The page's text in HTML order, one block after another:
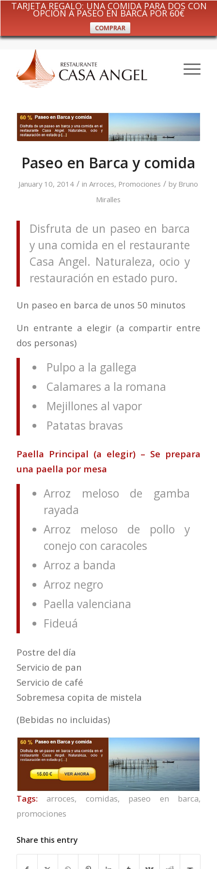
TARJETA REGALO: UNA COMIDA PARA DOS CON
OPCIÓN A PASEO EN BARCA POR 60€
COMPRAR
Paseo en Barca y comida
January 10, 2014 / inArroces, Promociones / by Bruno
Miralles
Disfruta de un paseo en barca
y una comida en el restaurante
Casa Angel. Naturaleza, ocio y
restauración en estado puro.
Un paseo en barca de unos 50 minutos
Un entrante a elegir (a compartir entre
dos personas)
Pulpo a la gallega
Calamares a la romana
Mejillones al vapor
Patatas bravas
Paella Principal (a elegir) – Se prepara
una paella por mesa
Arroz meloso de gamba
rayada
Arroz meloso de pollo y
conejo con caracoles
Arroz a banda
Arroz negro
Paella valenciana
Fideuá
Postre del día
Servicio de pan
Servicio de café
Sobremesa copita de mistela
(Bebidas no incluidas)
Tags: arroces, comidas, paseo en barca,
promociones
Share this entry